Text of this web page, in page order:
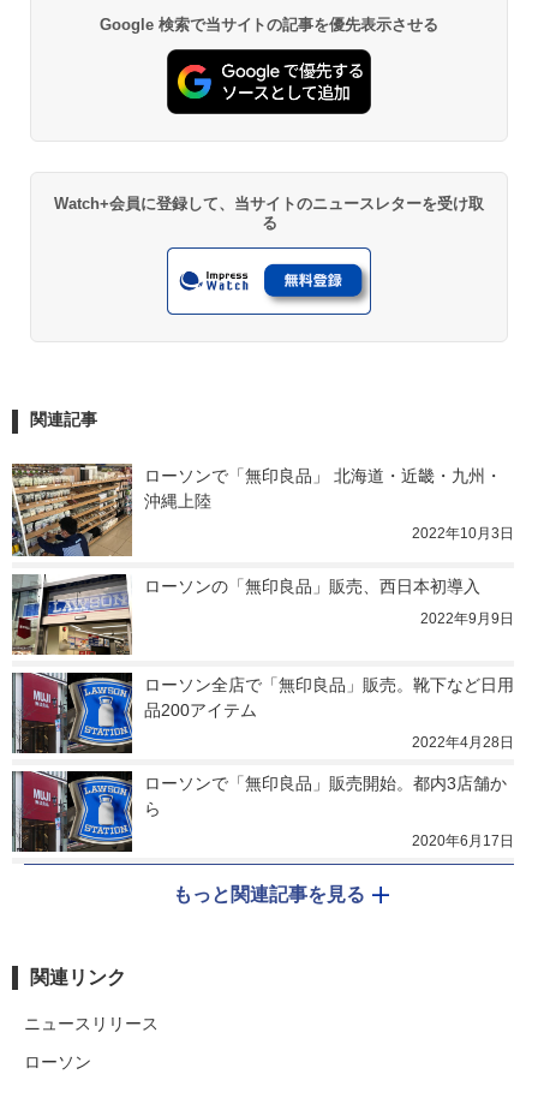
Google 検索で当サイトの記事を優先表示させる
Watch+会員に登録して、当サイトのニュースレターを受け取
る
関連記事
ローソンで「無印良品」 北海道・近畿・九州・
沖縄上陸
2022年10月3日
ローソンの「無印良品」販売、西日本初導入
2022年9月9日
ローソン全店で「無印良品」販売。靴下など日用
品200アイテム
2022年4月28日
ローソンで「無印良品」販売開始。都内3店舗か
ら
2020年6月17日
もっと関連記事を見る
関連リンク
ニュースリリース
ローソン